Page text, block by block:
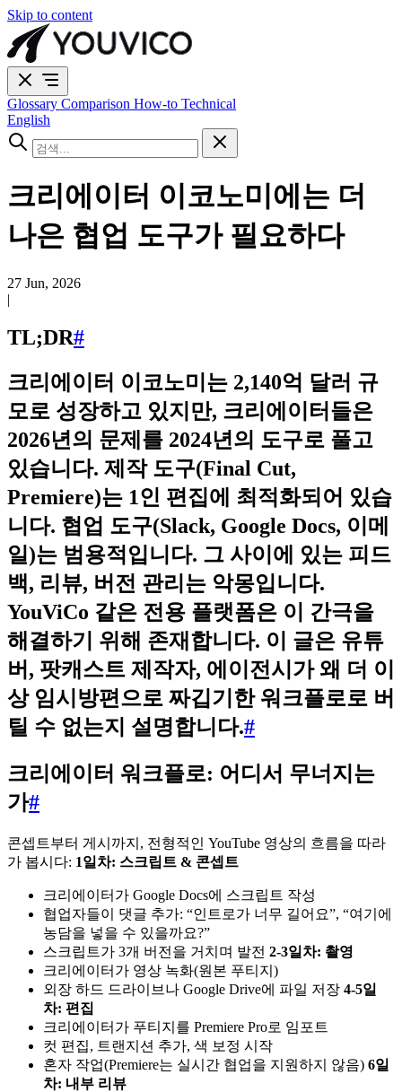
Skip to content
Glossary Comparison How-to Technical
English
크리에이터 이코노미에는 더
나은 협업 도구가 필요하다
27 Jun, 2026
|
TL;DR#
크리에이터 이코노미는 2,140억 달러 규
모로 성장하고 있지만, 크리에이터들은
2026년의 문제를 2024년의 도구로 풀고
있습니다. 제작 도구(Final Cut,
Premiere)는 1인 편집에 최적화되어 있습
니다. 협업 도구(Slack, Google Docs, 이메
일)는 범용적입니다. 그 사이에 있는 피드
백, 리뷰, 버전 관리는 악몽입니다.
YouViCo 같은 전용 플랫폼은 이 간극을
해결하기 위해 존재합니다. 이 글은 유튜
버, 팟캐스트 제작자, 에이전시가 왜 더 이
상 임시방편으로 짜깁기한 워크플로로 버
틸 수 없는지 설명합니다.#
크리에이터 워크플로: 어디서 무너지는
가#
콘셉트부터 게시까지, 전형적인 YouTube 영상의 흐름을 따라
가 봅시다: 1일차: 스크립트 & 콘셉트
크리에이터가 Google Docs에 스크립트 작성
협업자들이 댓글 추가: “인트로가 너무 길어요”, “여기에
농담을 넣을 수 있을까요?”
스크립트가 3개 버전을 거치며 발전 2-3일차: 촬영
크리에이터가 영상 녹화(원본 푸티지)
외장 하드 드라이브나 Google Drive에 파일 저장 4-5일
차: 편집
크리에이터가 푸티지를 Premiere Pro로 임포트
컷 편집, 트랜지션 추가, 색 보정 시작
혼자 작업(Premiere는 실시간 협업을 지원하지 않음) 6일
차: 내부 리뷰